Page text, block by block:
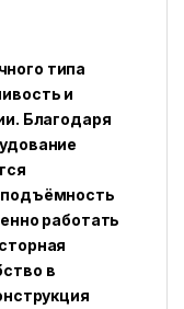
типа
и
Благодаря
работать
в